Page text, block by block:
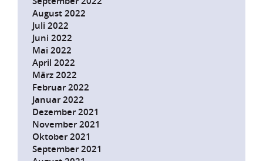
August 2022
Juli 2022
Juni 2022
Mai 2022
April 2022
März 2022
Februar 2022
Januar 2022
Dezember 2021
November 2021
Oktober 2021
September 2021